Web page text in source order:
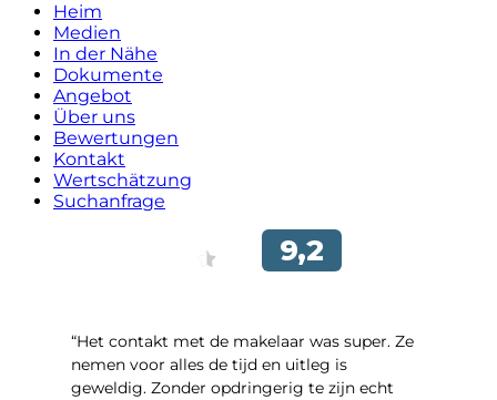
Heim
Medien
In der Nähe
Dokumente
Angebot
Über uns
Bewertungen
Kontakt
Wertschätzung
Suchanfrage
“Het contakt met de makelaar was super. Ze
nemen voor alles de tijd en uitleg is
geweldig. Zonder opdringerig te zijn echt